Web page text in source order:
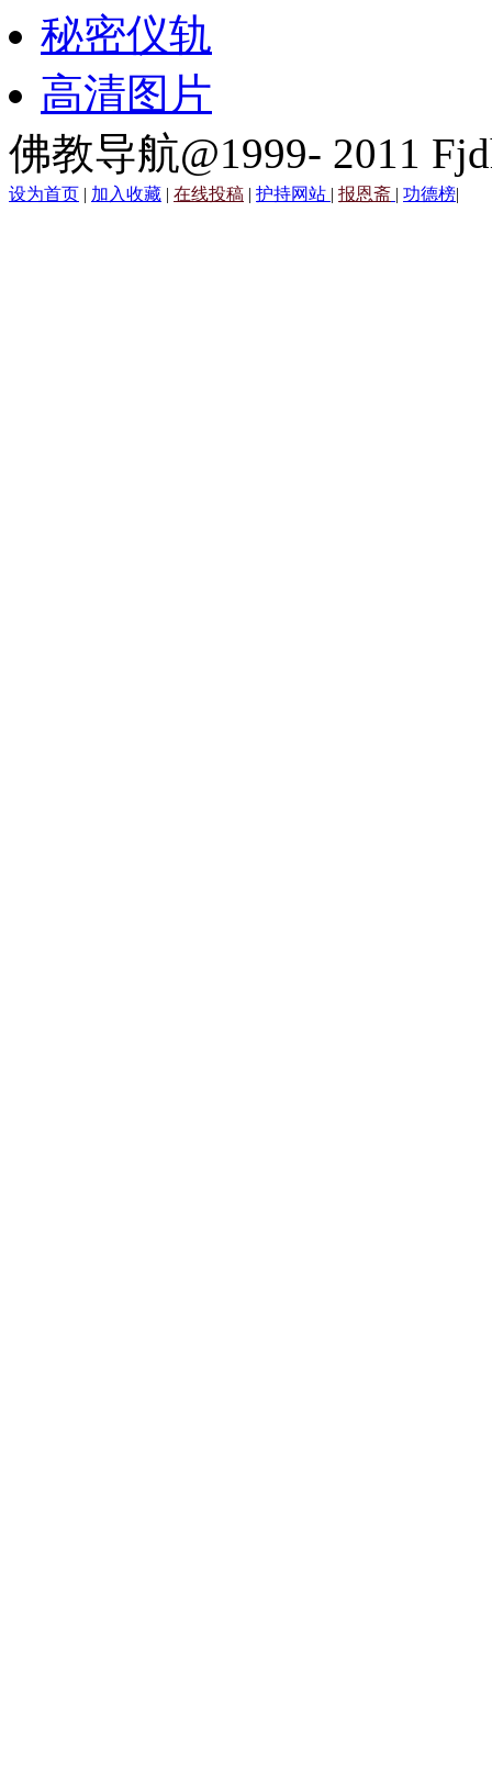
秘密仪轨
高清图片
佛教导航@1999- 2011
设为首页 | 加入收藏 | 在线投稿 | 护持网站 | 报恩斋 | 功德榜|